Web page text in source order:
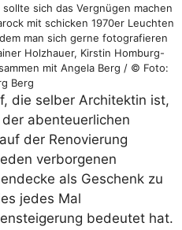
sich das Vergnügen machen
mit schicken 1970er Leuchten
man sich gerne fotografieren
Holzhauer, Kirstin Homburg-
mit Angela Berg / © Foto:
Berg
die selber Architektin ist,
abenteuerlichen
der Renovierung
verborgenen
als Geschenk zu
jedes Mal
bedeutet hat.